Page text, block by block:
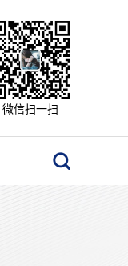
微信扫一扫